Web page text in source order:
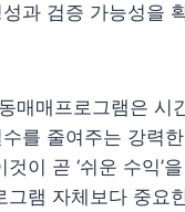
과 검증 가능성을
매매프로그램은 시
를 줄여주는 강력
이 곧 ‘쉬운 수익’
그램 자체보다 중요